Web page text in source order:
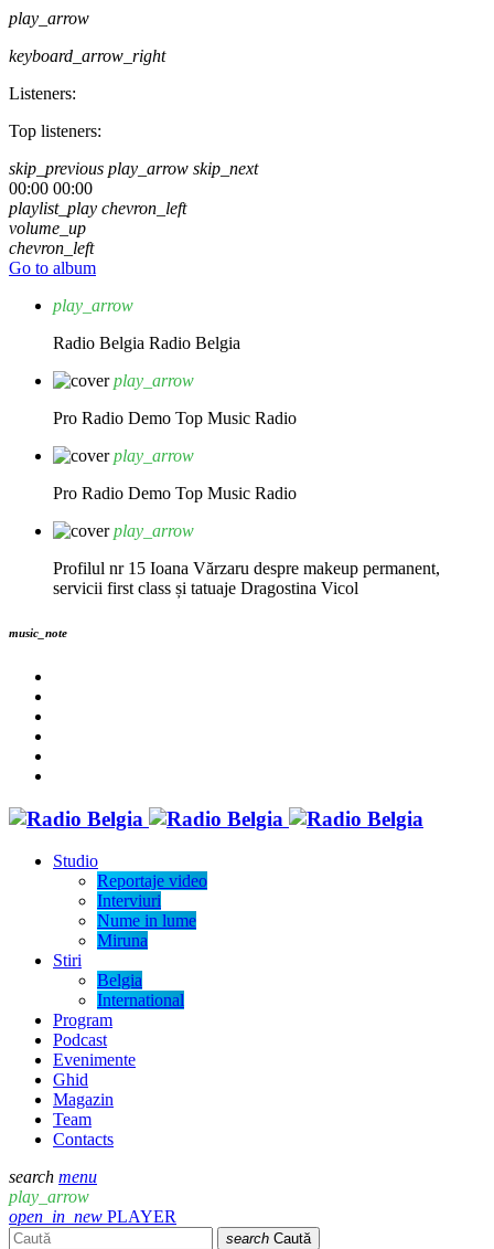
play_arrow
keyboard_arrow_right
Listeners:
Top listeners:
skip_previous play_arrow skip_next
00:00 00:00
playlist_play chevron_left
volume_up
chevron_left
Go to album
play_arrow
Radio Belgia Radio Belgia
play_arrow
Pro Radio Demo Top Music Radio
play_arrow
Pro Radio Demo Top Music Radio
play_arrow
Profilul nr 15 Ioana Vărzaru despre makeup permanent,
servicii first class și tatuaje Dragostina Vicol
music_note
Studio
Reportaje video
Interviuri
Nume in lume
Miruna
Stiri
Belgia
International
Program
Podcast
Evenimente
Ghid
Magazin
Team
Contacts
search menu
play_arrow
open_in_new PLAYER
search Caută